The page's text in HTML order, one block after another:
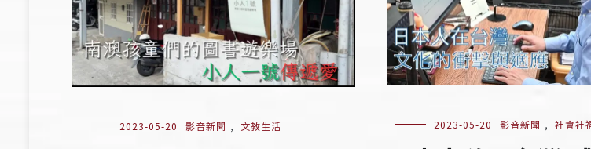
2023-05-20 影音新聞 , 文教生活 2023-05-20 影音新聞 , 社會社